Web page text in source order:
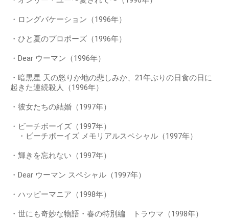
・ロングバケーション（1996年）
・ひと夏のプロポーズ（1996年）
・Dear ウーマン（1996年）
・暗黒星 天の怒りか地の悲しみか、21年ぶりの日食の日に
起きた連続殺人（1996年）
・彼女たちの結婚（1997年）
・ビーチボーイズ（1997年）
・ビーチボーイズ メモリアルスペシャル（1997年）
・輝きを忘れない（1997年）
・Dear ウーマン スペシャル（1997年）
・ハッピーマニア（1998年）
・世にも奇妙な物語・春の特別編 トラウマ（1998年）